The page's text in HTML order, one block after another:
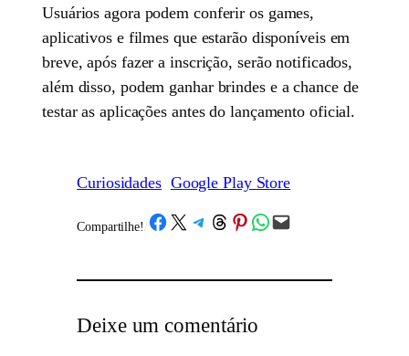
Usuários agora podem conferir os games,
aplicativos e filmes que estarão disponíveis em
breve, após fazer a inscrição, serão notificados,
além disso, podem ganhar brindes e a chance de
testar as aplicações antes do lançamento oficial.
Curiosidades Google Play Store
Compartilhe! /Share on Facebook
Share on X Share on Telegram
Share on Threads
Share on Pinterest
Share on WhatsApp
Email this Page
Deixe um comentário